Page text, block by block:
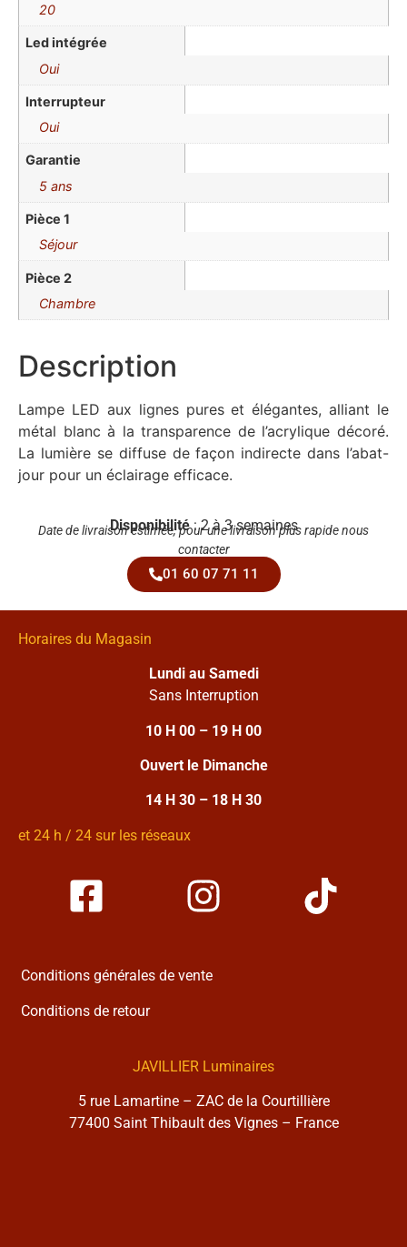
20
Led intégrée
Oui
Interrupteur
Oui
Garantie
5 ans
Pièce 1
Séjour
Pièce 2
Chambre
Description
Lampe LED aux lignes pures et élégantes, alliant le
métal blanc à la transparence de l’acrylique décoré.
La lumière se diffuse de façon indirecte dans l’abat-
jour pour un éclairage efficace.
Disponibilité: 2 à 3 semaines
Date de livraison estimée, pour une livraison plus rapide nous
contacter
01 60 07 71 11
Horaires du Magasin
Lundi au Samedi
Sans Interruption
10 H 00 – 19 H 00
Ouvert le Dimanche
14 H 30 – 18 H 30
et 24 h / 24 sur les réseaux
Conditions générales de vente
Conditions de retour
JAVILLIER Luminaires
5 rue Lamartine – ZAC de la Courtillière
77400 Saint Thibault des Vignes – France